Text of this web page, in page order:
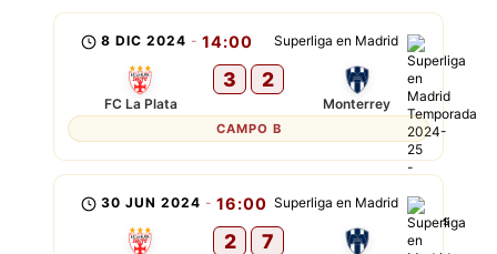
Superliga en Madrid
8 DIC 2024 - 14:00
FC La Plata
3 2
Monterrey
CAMPO B
Superliga en Madrid
30 JUN 2024 - 16:00
2 7